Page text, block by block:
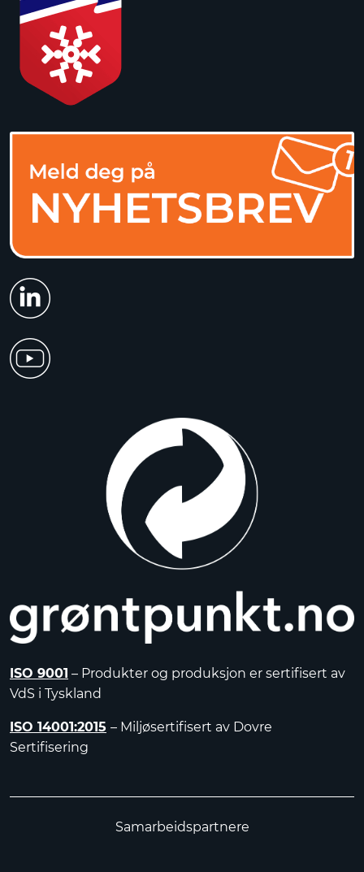
ISO 9001 – Produkter og produksjon er sertifisert av
VdS i Tyskland
ISO 14001:2015 – Miljøsertifisert av Dovre
Sertifisering
Samarbeidspartnere